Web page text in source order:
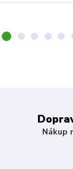
Nákup